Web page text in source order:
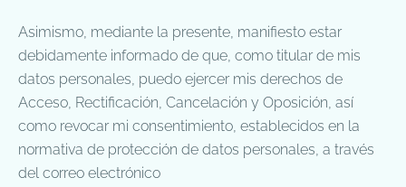
Asimismo, mediante la presente, manifiesto estar
debidamente informado de que, como titular de mis
datos personales, puedo ejercer mis derechos de
Acceso, Rectificación, Cancelación y Oposición, así
como revocar mi consentimiento, establecidos en la
normativa de protección de datos personales, a través
del correo electrónico